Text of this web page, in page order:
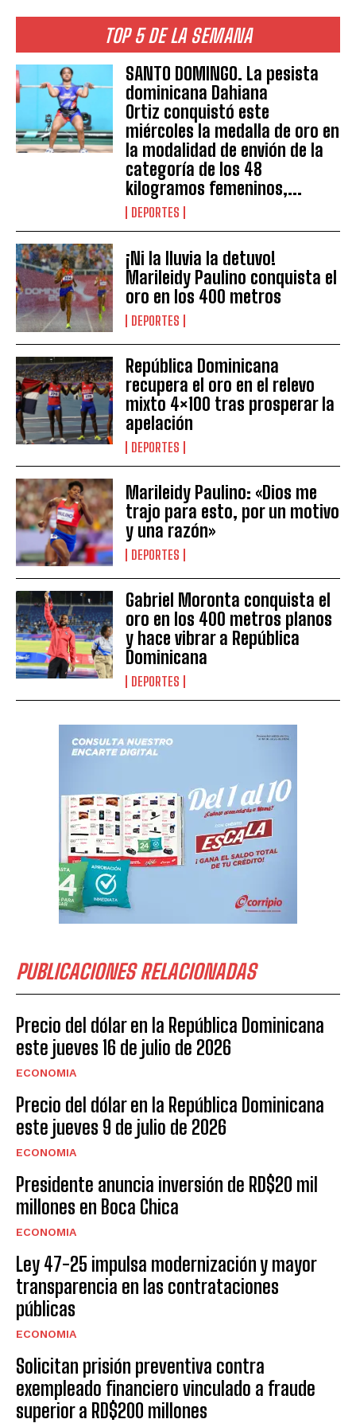
TOP 5 DE LA SEMANA
SANTO DOMINGO. La pesista
dominicana Dahiana
Ortiz conquistó este
miércoles la medalla de oro en
la modalidad de envión de la
categoría de los 48
kilogramos femeninos,...
DEPORTES
¡Ni la lluvia la detuvo!
Marileidy Paulino conquista el
oro en los 400 metros
DEPORTES
República Dominicana
recupera el oro en el relevo
mixto 4×100 tras prosperar la
apelación
DEPORTES
Marileidy Paulino: «Dios me
trajo para esto, por un motivo
y una razón»
DEPORTES
Gabriel Moronta conquista el
oro en los 400 metros planos
y hace vibrar a República
Dominicana
DEPORTES
PUBLICACIONES RELACIONADAS
Precio del dólar en la República Dominicana
este jueves 16 de julio de 2026
ECONOMIA
Precio del dólar en la República Dominicana
este jueves 9 de julio de 2026
ECONOMIA
Presidente anuncia inversión de RD$20 mil
millones en Boca Chica
ECONOMIA
Ley 47-25 impulsa modernización y mayor
transparencia en las contrataciones
públicas
ECONOMIA
Solicitan prisión preventiva contra
exempleado financiero vinculado a fraude
superior a RD$200 millones